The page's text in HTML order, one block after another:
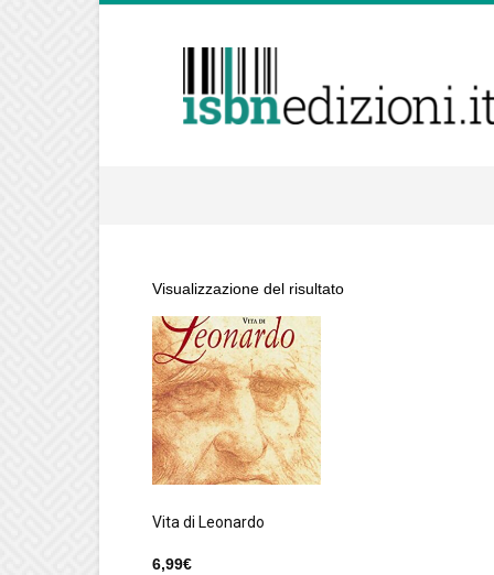
isbnedizioni.it
Visualizzazione del risultato
Vita di Leonardo
6,99€